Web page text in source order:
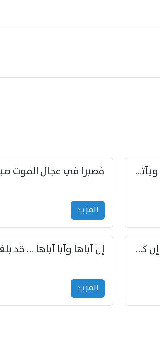
ستبدي لك الأيام ما كنت جاهلا … ويأتيك بالأخبار من لم تزوّد
المزید
أفاطم مهلا بعض هذا التدلل … وإن كنت قد أزمعت صرمي فأجملي
المزید